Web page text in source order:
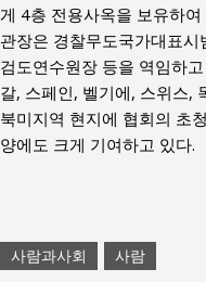
게 4층 전용사옥을 보유하
관장은 경찰무도국가대표
검도연수원장 등을 역임하
갈, 스페인, 벨기에, 스위스,
북미지역 현지에 협회의 초
양에도 크게 기여하고 있다.
사람과사회 사람